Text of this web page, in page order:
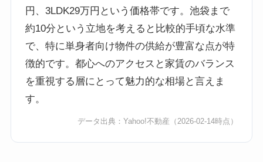
円、3LDK29万円という価格帯です。池袋まで
約10分という立地を考えると比較的手頃な水準
で、特に単身者向け物件の供給が豊富な点が特
徴的です。都心へのアクセスと家賃のバランス
を重視する層にとって魅力的な相場と言えま
す。
データ出典：Yahoo!不動産 （2026-02-14時点）